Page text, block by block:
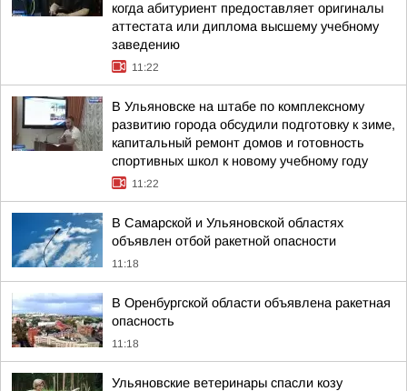
когда абитуриент предоставляет оригиналы
аттестата или диплома высшему учебному
заведению
11:22
В Ульяновске на штабе по комплексному
развитию города обсудили подготовку к зиме,
капитальный ремонт домов и готовность
спортивных школ к новому учебному году
11:22
В Самарской и Ульяновской областях
объявлен отбой ракетной опасности
11:18
В Оренбургской области объявлена ракетная
опасность
11:18
Ульяновские ветеринары спасли козу